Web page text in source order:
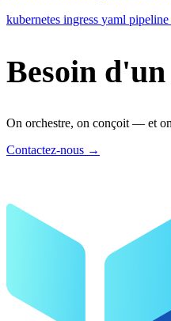
kubernetes ingress yaml pipeline
Besoin
On orchestre, on conçoit — et
Contactez-nous →